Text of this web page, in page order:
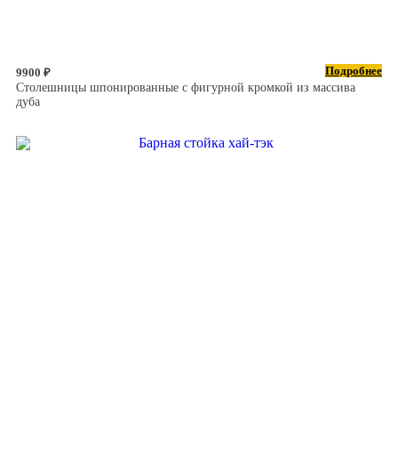
9900 ₽
Подробнее
Столешницы шпонированные с фигурной кромкой из массива
дуба